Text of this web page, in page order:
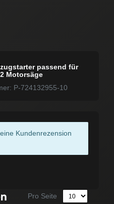
passend für
Motorsäge
P-724132955-10
Kundenrezension
Pro Seite